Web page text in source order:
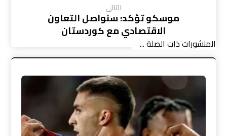
التالي
موسكو تؤكد: سنواصل التعاون
الاقتصادي مع كوردستان
المنشورات ذات الصلة ...